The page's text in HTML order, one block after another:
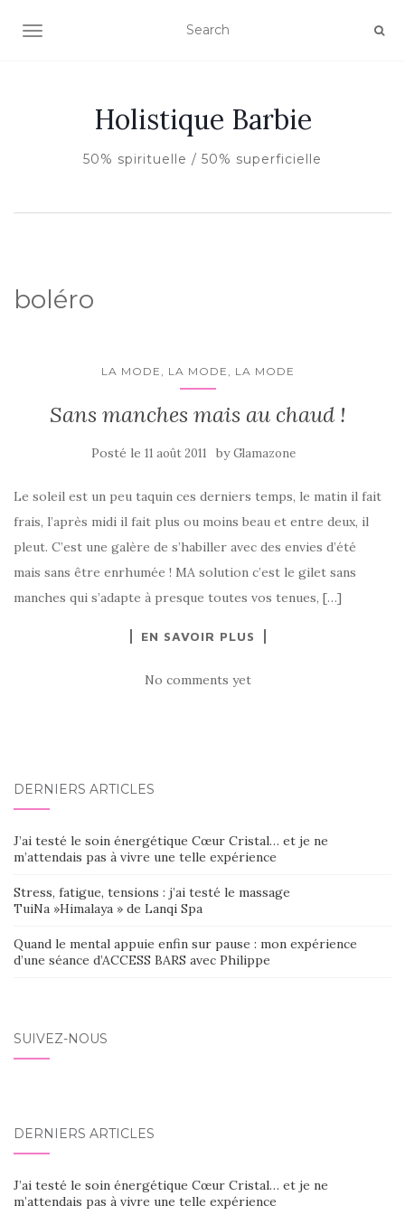
AFFICHER/MASQUER LA NAVIGATION
Holistique Barbie
50% spirituelle / 50% superficielle
boléro
LA MODE, LA MODE, LA MODE
Sans manches mais au chaud !
Posté le 11 août 2011 byGlamazone
Le soleil est un peu taquin ces derniers temps, le matin il fait
frais, l’après midi il fait plus ou moins beau et entre deux, il
pleut. C’est une galère de s’habiller avec des envies d’été
mais sans être enrhumée ! MA solution c’est le gilet sans
manches qui s’adapte à presque toutes vos tenues, […]
EN SAVOIR PLUS
No comments yet
DERNIERS ARTICLES
J’ai testé le soin énergétique Cœur Cristal… et je ne
m’attendais pas à vivre une telle expérience
Stress, fatigue, tensions : j’ai testé le massage
TuiNa »Himalaya » de Lanqi Spa
Quand le mental appuie enfin sur pause : mon expérience
d’une séance d’ACCESS BARS avec Philippe
SUIVEZ-NOUS
DERNIERS ARTICLES
J’ai testé le soin énergétique Cœur Cristal… et je ne
m’attendais pas à vivre une telle expérience